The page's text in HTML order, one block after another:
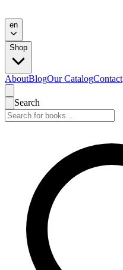
en
Shop
AboutBlogOur CatalogContact
Search